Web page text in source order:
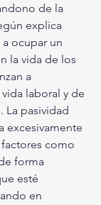
de la
explica
ocupar un
la vida de los
a
laboral y de
La pasividad
excesivamente
factores como
forma
esté
en